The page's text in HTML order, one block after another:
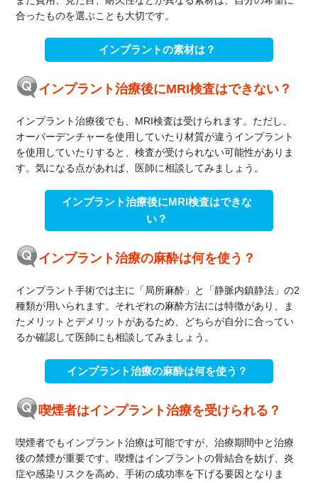
合ったものを選ぶことも大切です。
インプラントの素材は？
インプラント治療後にMRI検査はできない？
インプラント治療後でも、MRI検査は受けられます。ただし、
オーバーデンチャーを使用していたり材質が違うインプラント
を使用していたりすると、検査が受けられない可能性がありま
す。気になる点があれば、医師に相談してみましょう。
インプラント治療後にMRI検査はできな
い？
インプラント治療の麻酔は何を使う？
インプラント手術では主に「局所麻酔」と「静脈内鎮静法」の2
種類が用いられます。それぞれの麻酔方法には特徴があり、ま
たメリットとデメリットがあるため、どちらが自分に合ってい
るか確認して医師にも相談してみましょう。
インプラント治療の麻酔は何を使う？
喫煙者はインプラント治療を受けられる？
喫煙者でもインプラント治療は可能ですが、治療期間中と治療
後の禁煙が重要です。喫煙はインプラントの骨結合を妨げ、炎
症や感染リスクを高め、手術の成功率を下げる要因となりま